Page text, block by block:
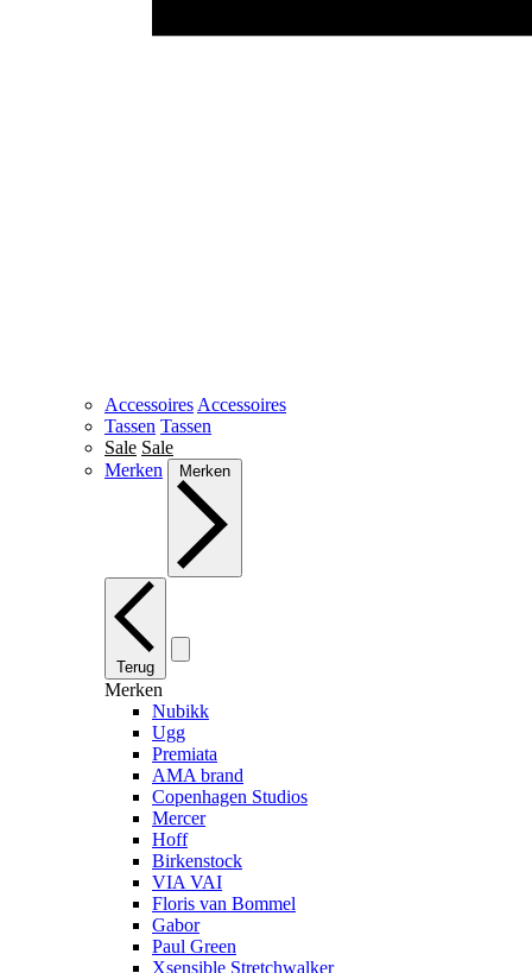
Accessoires Accessoires
Tassen Tassen
Sale Sale
Merken
Merken
Terug
Merken
Nubikk
Ugg
Premiata
AMA brand
Copenhagen Studios
Mercer
Hoff
Birkenstock
VIA VAI
Floris van Bommel
Gabor
Paul Green
Xsensible Stretchwalker